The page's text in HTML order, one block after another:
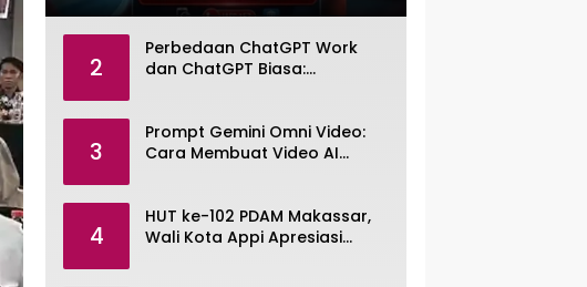
2
Perbedaan ChatGPT Work
dan ChatGPT Biasa:
3
Prompt Gemini Omni Video:
Cara Membuat Video AI
4
HUT ke-102 PDAM Makassar,
Wali Kota Appi Apresiasi